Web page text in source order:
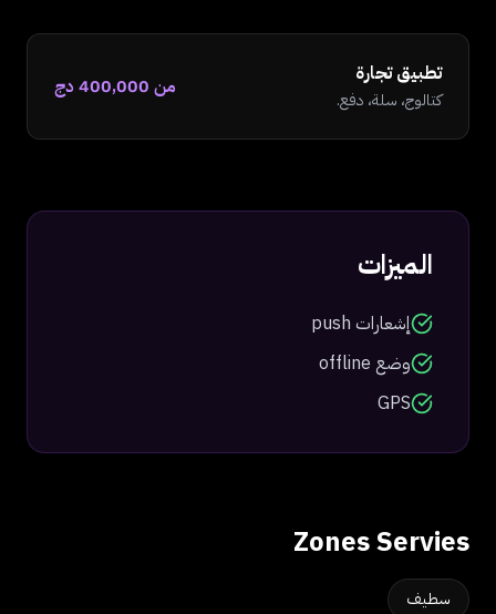
تطبيق تجارة
كتالوج، سلة، دفع.
من 400,000 دج
الميزات
إشعارات push
وضع offline
GPS
Zones Servies
سطيف